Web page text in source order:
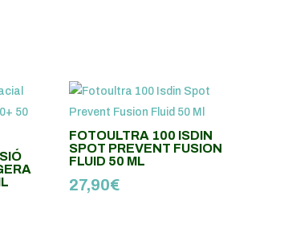
FOTOULTRA 100 ISDIN
SPOT PREVENT FUSION
FLUID 50 ML
27,90€